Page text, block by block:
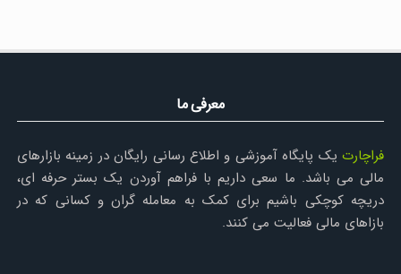
معرفی ما
فراچارتیک پایگاه آموزشی و اطلاع رسانی رایگان در زمینه بازارهای
مالی می باشد. ما سعی داریم با فراهم آوردن یک بستر حرفه ای،
دریچه کوچکی باشیم برای کمک به معامله گران و کسانی که در
بازاهای مالی فعالیت می کنند.